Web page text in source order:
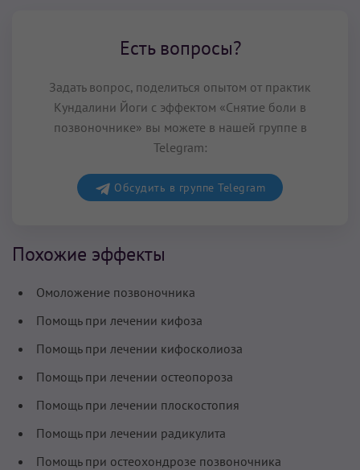
Есть вопросы?
Задать вопрос, поделиться опытом от практик
Кундалини Йоги с эффектом «Снятие боли в
позвоночнике» вы можете в нашей группе в
Telegram:
Обсудить в группе Telegram
Похожие эффекты
Омоложение позвоночника
Помощь при лечении кифоза
Помощь при лечении кифосколиоза
Помощь при лечении остеопороза
Помощь при лечении плоскостопия
Помощь при лечении радикулита
Помощь при остеохондрозе позвоночника